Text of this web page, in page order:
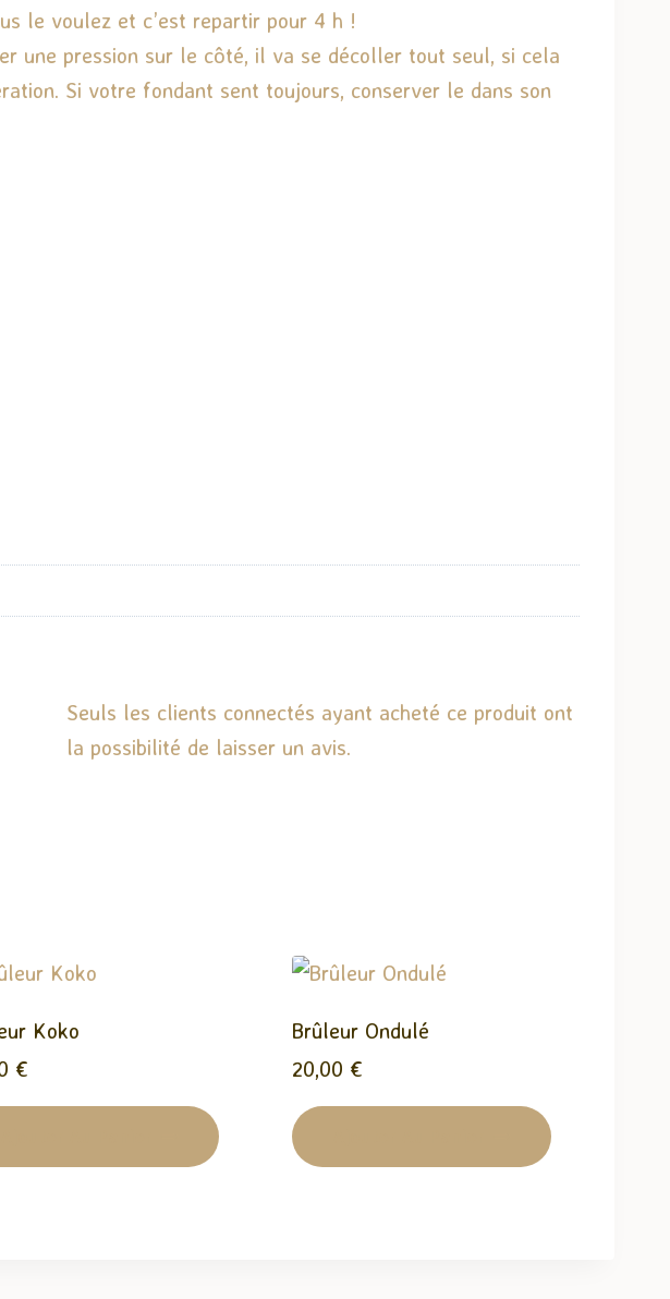
le voulez et c’est repartir pour 4 h !
une pression sur le côté, il va se décoller tout seul, si cela
Si votre fondant sent toujours, conserver le dans son
Seuls les clients connectés ayant acheté ce produit ont
la possibilité de laisser un avis.
Koko
€
Brûleur Ondulé
20,00 €